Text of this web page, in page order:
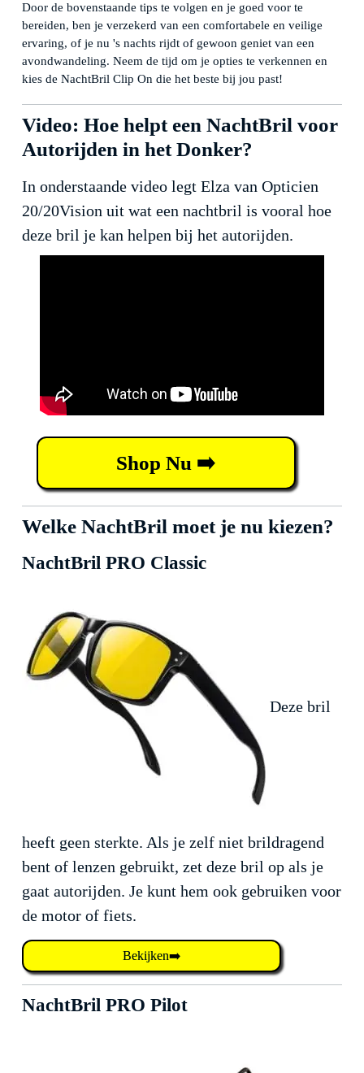
Door de bovenstaande tips te volgen en je goed voor te
bereiden, ben je verzekerd van een comfortabele en veilige
ervaring, of je nu 's nachts rijdt of gewoon geniet van een
avondwandeling. Neem de tijd om je opties te verkennen en
kies de NachtBril Clip On die het beste bij jou past!
Video: Hoe helpt een NachtBril voor
Autorijden in het Donker?
In onderstaande video legt Elza van Opticien
20/20Vision uit wat een nachtbril is vooral hoe
deze bril je kan helpen bij het autorijden.
Shop Nu ➡️
Welke NachtBril moet je nu kiezen?
NachtBril PRO Classic
Deze bril
heeft geen sterkte. Als je zelf niet brildragend
bent of lenzen gebruikt, zet deze bril op als je
gaat autorijden. Je kunt hem ook gebruiken voor
de motor of fiets.
Bekijken➡️
NachtBril PRO Pilot